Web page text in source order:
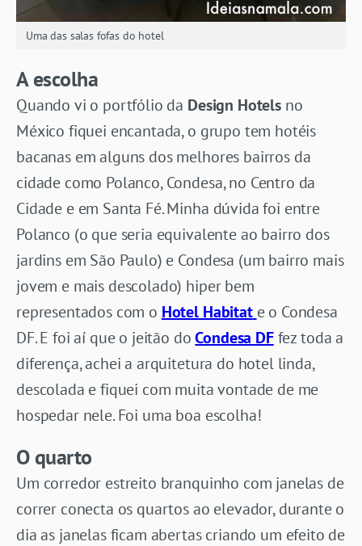
Uma das salas fofas do hotel
A escolha
Quando vi o portfólio da Design Hotelsno
México fiquei encantada, o grupo tem hotéis
bacanas em alguns dos melhores bairros da
cidade como Polanco, Condesa, no Centro da
Cidade e em Santa Fé. Minha dúvida foi entre
Polanco (o que seria equivalente ao bairro dos
jardins em São Paulo) e Condesa (um bairro mais
jovem e mais descolado) hiper bem
representados com o Hotel Habitat e o Condesa
DF. E foi aí que o jeitão doCondesa DFfez toda a
diferença, achei a arquitetura do hotel linda,
descolada e fiquei com muita vontade de me
hospedar nele. Foi uma boa escolha!
O quarto
Um corredor estreito branquinho com janelas de
correr conecta os quartos ao elevador, durante o
dia as janelas ficam abertas criando um efeito de